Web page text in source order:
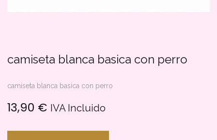
camiseta blanca basica con perro
camiseta blanca basica con perro
13,90 € IVA Incluido